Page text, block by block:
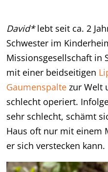
David*lebt seit ca. 2
Schwester im
Missionsgesellschaft in
mit einer beidseitigen
Gaumenspalte zur Welt
schlecht operiert.
sehr schlecht, schämt
Haus oft nur mit einem
er sich verstecken kann.